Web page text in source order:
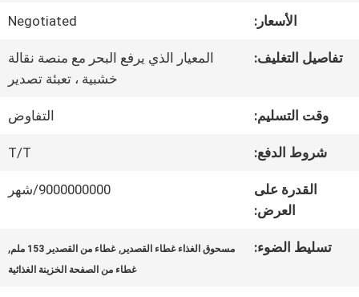
المعمل
جودة
الأسعار: Negotiated
تفاصيل التغليف:
المعيار الذي يرفع البحر مع منصة نقالة
خشبية ، تعبئة تصدير
وقت التسليم: التفاوض
شروط الدفع: T/T
القدرة على
العرض:
9000000000/شهر
تسليط الضوء: مسحوق الغذاء غطاء القصدير ,غطاء من القصدير 153 ملم ,
غطاء من الصفحة الخزينة الغذائية